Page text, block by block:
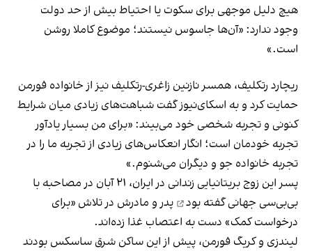
هیچ دلیل موجهی برای سکوت یا احتیاط بیش از حد دولت
وجود ندارد: «آن‌ها جاسوس نیستند؛ موضوع کاملا روشن
است.»
ریچارد رتکلیف، همسر نازنین زاغری-رتکلیف نیز از خانواده فورمن
حمایت کرد و به اسکای‌نیوز گفت شباهت‌های زیادی میان شرایط
کنونی و تجربه شخصی خود می‌بیند: «برای من بسیار یادآور
تجربه خودمان است؛ انگار انعکاس‌های زیادی از تجربه ما را در
تجربه خانواده جو و دیگران می‌شنوم.»
پسر این زوج بریتانیایی زندانی در ایران، ۲۱ آبان در مصاحبه با
بی‌بی‌سی جهانیگفته بود
پدر و مادرش در تلاش «برای
درخواست کمک» دست به اعتصاب غذا زده‌اند.
لیندزی و کریگ فورمن، پیش از این ساکن شرق ساسکس بودند